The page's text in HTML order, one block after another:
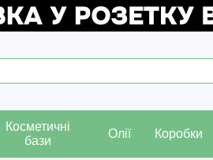
Косметичні
бази
Олії Коробки